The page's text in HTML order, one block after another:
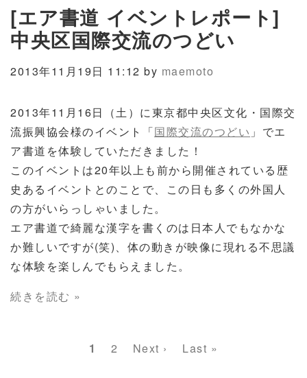
[エア書道 イベントレポート]
中央区国際交流のつどい
2013年11月19日 11:12 by maemoto
2013年11月16日（土）に東京都中央区文化・国際交
流振興協会様のイベント「国際交流のつどい 」でエ
ア書道を体験していただきました！
このイベントは20年以上も前から開催されている歴
史あるイベントとのことで、この日も多くの外国人
の方がいらっしゃいました。
エア書道で綺麗な漢字を書くのは日本人でもなかな
か難しいですが(笑)、体の動きが映像に現れる不思議
な体験を楽しんでもらえました。
続きを読む »
カ
1 Page
2
次
Next ›
最
Last »